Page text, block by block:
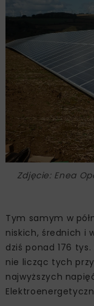
Zdjęcie: Enea
Tym samym w
niskich, średnich i
dziś ponad 176
nie licząc tych
najwyższych